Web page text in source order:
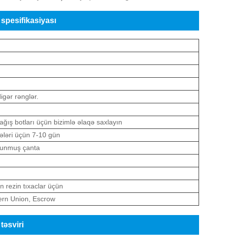
rənglər.
botları üçün bizimlə əlaqə saxlayın
üçün 7-10 gün
çanta
rezin tıxaclar üçün
Union, Escrow